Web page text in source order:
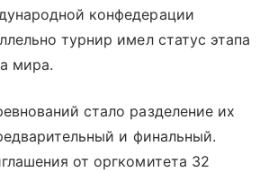
конфедерации
турнир имел статус этапа
мира.
стало разделение их
и финальный.
от оргкомитета 32